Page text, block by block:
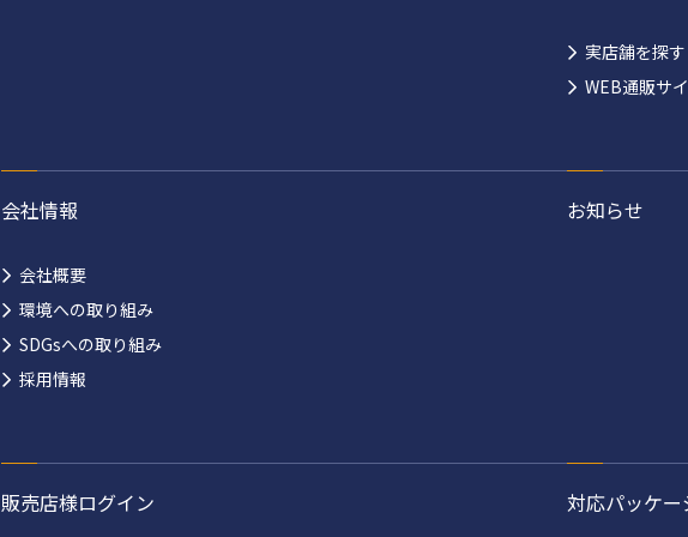
実店舗を探す
WEB通販サ
会社情報
会社概要
環境への取り組み
SDGsへの取り組み
採用情報
お知らせ
販売店様ログイン 対応パッケー